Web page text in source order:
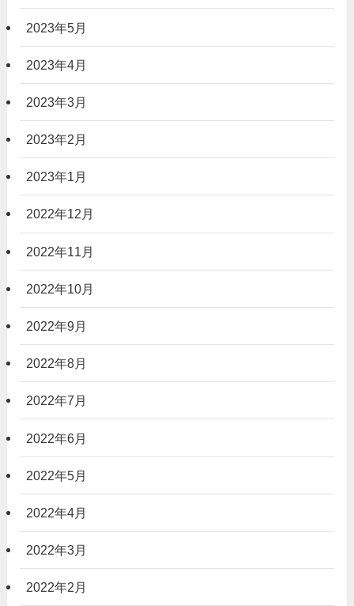
2023年5月
2023年4月
2023年3月
2023年2月
2023年1月
2022年12月
2022年11月
2022年10月
2022年9月
2022年8月
2022年7月
2022年6月
2022年5月
2022年4月
2022年3月
2022年2月